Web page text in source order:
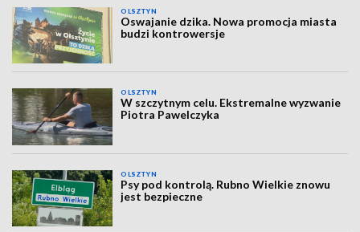
OLSZTYN
Oswajanie dzika. Nowa promocja miasta
budzi kontrowersje
OLSZTYN
W szczytnym celu. Ekstremalne wyzwanie
Piotra Pawelczyka
OLSZTYN
Psy pod kontrolą. Rubno Wielkie znowu
jest bezpieczne